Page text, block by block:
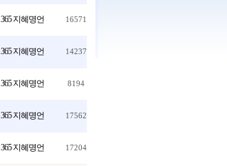
365 지혜명언 16571
365 지혜명언 14237
365 지혜명언 8194
365 지혜명언 17562
365 지혜명언 17204